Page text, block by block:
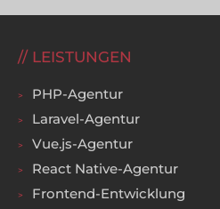
LEISTUNGEN
PHP-Agentur
Laravel-Agentur
Vue.js-Agentur
React Native-Agentur
Frontend-Entwicklung